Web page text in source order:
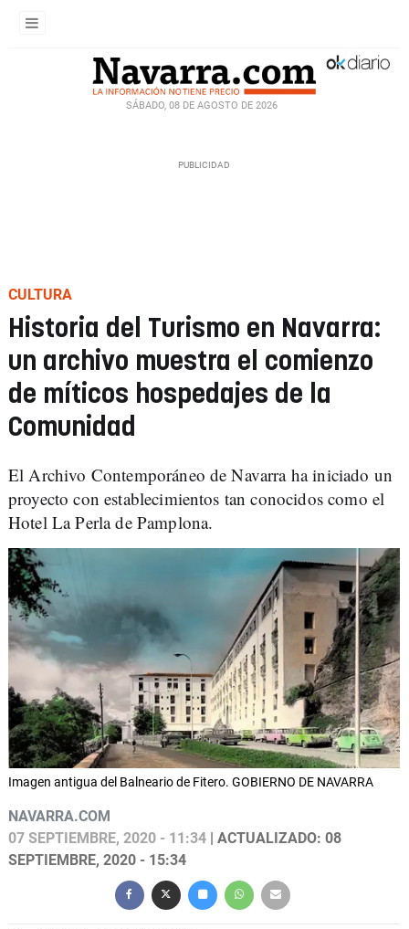
SÁBADO, 08 DE AGOSTO DE 2026
CULTURA
Historia del Turismo en Navarra:
un archivo muestra el comienzo
de míticos hospedajes de la
Comunidad
El Archivo Contemporáneo de Navarra ha iniciado un
proyecto con establecimientos tan conocidos como el
Hotel La Perla de Pamplona.
Imagen antigua del Balneario de Fitero. GOBIERNO DE NAVARRA
NAVARRA.COM
07 SEPTIEMBRE, 2020 - 11:34 | ACTUALIZADO: 08
SEPTIEMBRE, 2020 - 15:34